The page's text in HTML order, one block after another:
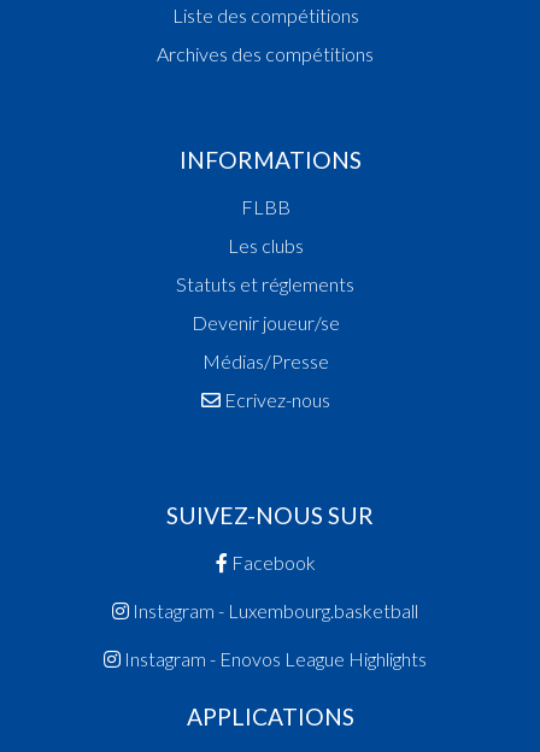
Liste des compétitions
Archives des compétitions
INFORMATIONS
FLBB
Les clubs
Statuts et réglements
Devenir joueur/se
Médias/Presse
Ecrivez-nous
SUIVEZ-NOUS SUR
Facebook
Instagram - Luxembourg.basketball
Instagram - Enovos League Highlights
APPLICATIONS